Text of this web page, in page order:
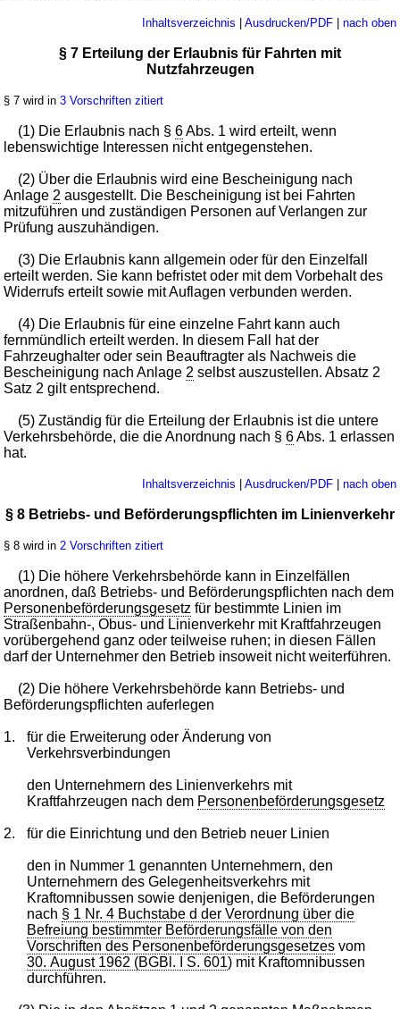
Inhaltsverzeichnis | Ausdrucken/PDF| nach oben
§ 7 Erteilung der Erlaubnis für Fahrten mit
Nutzfahrzeugen
§ 7 wird in3 Vorschriften zitiert
(1) Die Erlaubnis nach §6Abs. 1 wird erteilt, wenn
lebenswichtige Interessen nicht entgegenstehen.
(2) Über die Erlaubnis wird eine Bescheinigung nach
Anlage 2 ausgestellt. Die Bescheinigung ist bei Fahrten
mitzuführen und zuständigen Personen auf Verlangen zur
Prüfung auszuhändigen.
(3) Die Erlaubnis kann allgemein oder für den Einzelfall
erteilt werden. Sie kann befristet oder mit dem Vorbehalt des
Widerrufs erteilt sowie mit Auflagen verbunden werden.
(4) Die Erlaubnis für eine einzelne Fahrt kann auch
fernmündlich erteilt werden. In diesem Fall hat der
Fahrzeughalter oder sein Beauftragter als Nachweis die
Bescheinigung nach Anlage 2 selbst auszustellen. Absatz 2
Satz 2 gilt entsprechend.
(5) Zuständig für die Erteilung der Erlaubnis ist die untere
Verkehrsbehörde, die die Anordnung nach §6Abs. 1 erlassen
hat.
Inhaltsverzeichnis | Ausdrucken/PDF| nach oben
§ 8 Betriebs- und Beförderungspflichten im Linienverkehr
§ 8 wird in 2 Vorschriften zitiert
(1) Die höhere Verkehrsbehörde kann in Einzelfällen
anordnen, daß Betriebs- und Beförderungspflichten nach dem
Personenbeförderungsgesetz für bestimmte Linien im
Straßenbahn-, Obus- und Linienverkehr mit Kraftfahrzeugen
vorübergehend ganz oder teilweise ruhen; in diesen Fällen
darf der Unternehmer den Betrieb insoweit nicht weiterführen.
(2) Die höhere Verkehrsbehörde kann Betriebs- und
Beförderungspflichten auferlegen
1.
für die Erweiterung oder Änderung von
Verkehrsverbindungen
den Unternehmern des Linienverkehrs mit
Kraftfahrzeugen nach dem Personenbeförderungsgesetz
2. für die Einrichtung und den Betrieb neuer Linien
den in Nummer 1 genannten Unternehmern, den
Unternehmern des Gelegenheitsverkehrs mit
Kraftomnibussen sowie denjenigen, die Beförderungen
nach § 1 Nr. 4 Buchstabe d der Verordnung über die
Befreiung bestimmter Beförderungsfälle von den
Vorschriften des Personenbeförderungsgesetzes vom
30. August 1962 (BGBl. I S. 601) mit Kraftomnibussen
durchführen.